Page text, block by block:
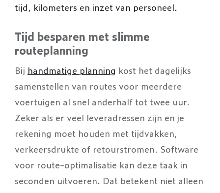
tijd, kilometers en inzet van personeel.
Tijd besparen met slimme
routeplanning
Bij handmatige planning kost het dagelijks
samenstellen van routes voor meerdere
voertuigen al snel anderhalf tot twee uur.
Zeker als er veel leveradressen zijn en je
rekening moet houden met tijdvakken,
verkeersdrukte of retourstromen. Software
voor route-optimalisatie kan deze taak in
seconden uitvoeren. Dat betekent niet alleen